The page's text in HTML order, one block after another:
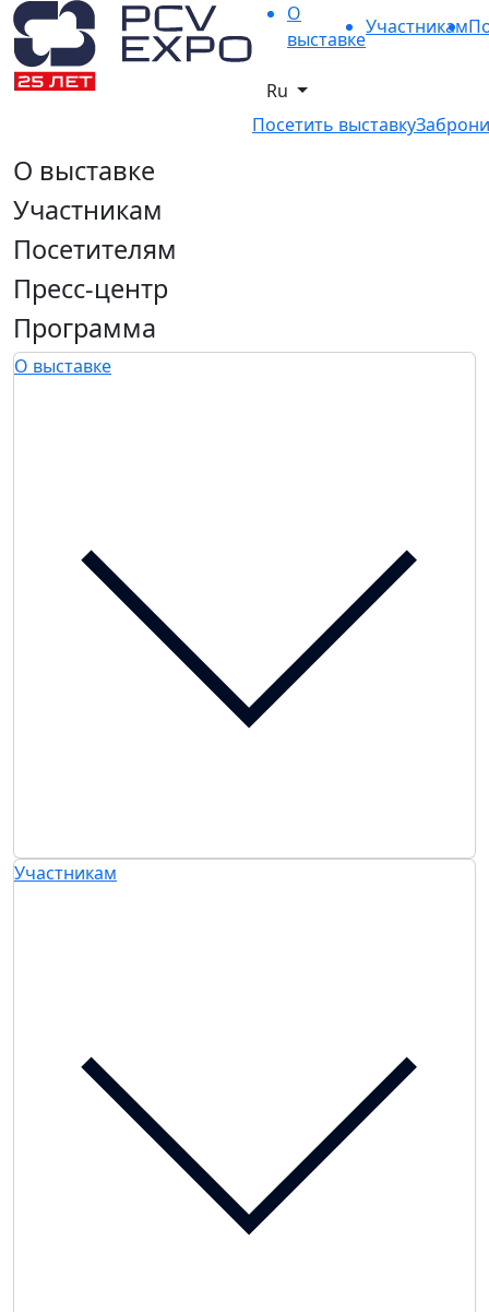
О
выставке
Участникам
Ru
Посетить выставку
О выставке
Участникам
Посетителям
Пресс-центр
Программа
О выставке
Участникам